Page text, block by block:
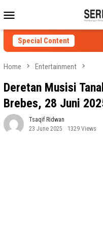
to
contentMenu
Special Content
Home Entertainment
Deretan Musisi
Brebes, 28 Juni
Tsaqif Ridwan
23 June 2025
1329 Views